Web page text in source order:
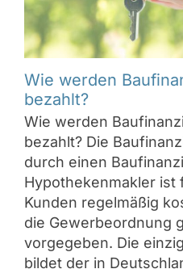
Wie werden
bezahlt?
Wie werden
bezahlt? Die
durch einen
Hypothekenmakler ist
Kunden regelmäßig
die Gewerbeordnung
vorgegeben. Die
bildet der in